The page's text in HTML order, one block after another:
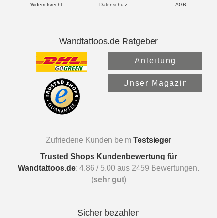
Widerrufsrecht Datenschutz AGB
Wandtattoos.de Ratgeber
Anleitung
Unser Magazin
Zufriedene Kunden beim Testsieger
Trusted Shops Kundenbewertung für
Wandtattoos.de: 4.86 / 5.00 aus 2459 Bewertungen.
(sehr gut)
Sicher bezahlen